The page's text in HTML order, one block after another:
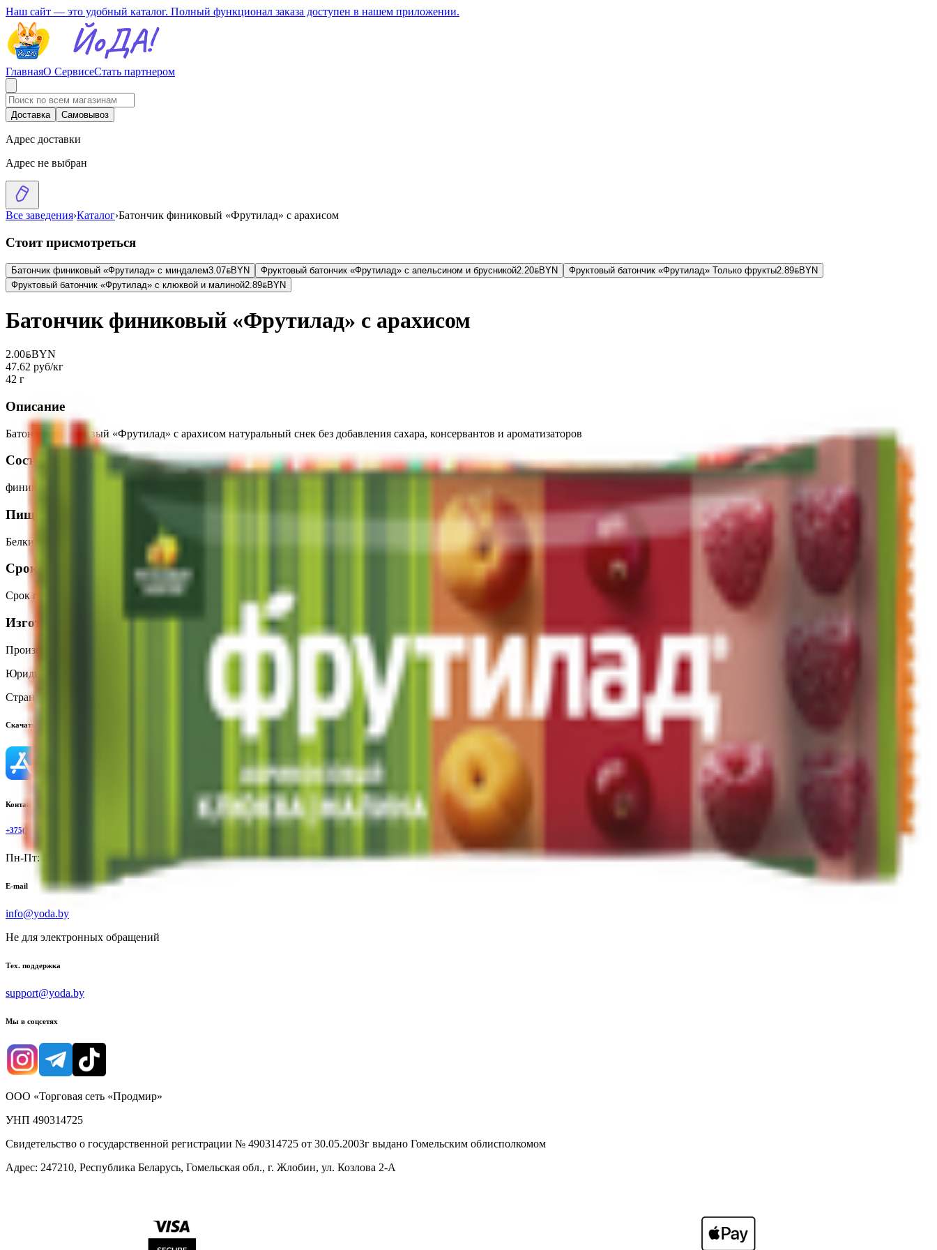
Наш сайт — это удобный каталог. Полный функционал заказа доступен в нашем приложении.
ГлавнаяО СервисеСтать партнером
Доставка Самовывоз
Адрес доставки
Адрес не выбран
Все заведения›Каталог›Батончик финиковый «Фрутилад» с арахисом
Стоит присмотреться
Батончик финиковый «Фрутилад» с миндалем3.07BYNBYN Фруктовый батончик «Фрутилад» с апельсином и брусникой2.20BYNBYN Фруктовый батончик «Фрутилад» Только фрукты2.89BYNBYN
Фруктовый батончик «Фрутилад» с клюквой и малиной2.89BYNBYN
Батончик финиковый «Фрутилад» с арахисом
2.00BYNBYN
47.62 руб/кг
42 г
Описание
Батончик финиковый «Фрутилад» с арахисом натуральный снек без добавления сахара, консервантов и ароматизаторов
Состав
финик, арахис обжаренный, масло кокосовое. Содержит только натуральные сахара
Пищевая ценность на 100г
Белки 51Калории
Срок годности
Срок годности
Изготовитель
Производитель:
Юридический адрес:
630056, Новосибирская обл., г. Новосибирск, ул. Софийская, д. 18А, Россия
Страна производства:
Скачать приложение
Контактный телефон
+375(29)6875999
Пн-Пт: 8:00 - 17:00
E-mail
info@yoda.by
Не для электронных обращений
Тех. поддержка
support@yoda.by
Мы в соцсетях
ООО «Торговая сеть «Продмир»
УНП 490314725
Свидетельство о государственной регистрации № 490314725 от 30.05.2003г выдано Гомельским облисполкомом
Адрес: 247210, Республика Беларусь, Гомельская обл., г. Жлобин, ул. Козлова 2-А